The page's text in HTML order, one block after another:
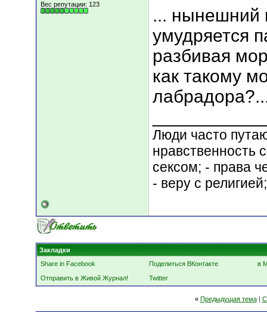
Вес репутации: 123
... нынешний
умудряется
разбивая
как такому
Люди часто
нравственность
сексом; - права
- веру с
Закладки
Share in Facebook
Поделиться ВКонтакте
в
Отправить в Живой Журнал!
Twitter
« Предыдущая тема|